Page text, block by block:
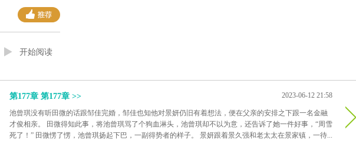
开始阅读
2023-06-12 21:58
第177章 第177章 >>
池曾琪没有听田微的话跟邹佳完婚，邹佳也知他对景妍仍旧有着想法，便在父亲的安排之下跟一名金融
才俊相亲。 田微得知此事，将池曾琪骂了个狗血淋头，池曾琪却不以为意，还告诉了她一件好事，“周雪
死了！” 田微愣了愣，池曾琪扬起下巴，一副得势者的样子。 景妍跟着景久强和老太太在景家镇，一待...